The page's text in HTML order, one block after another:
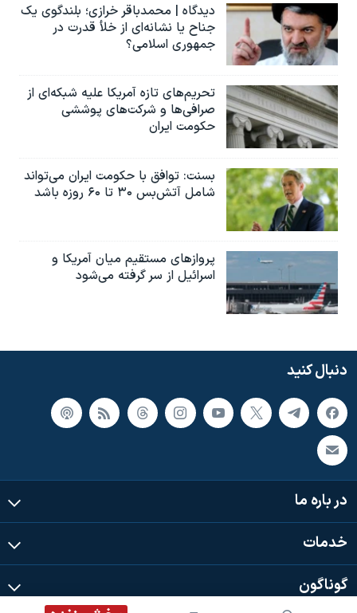
دیدگاه | محمدباقر خرازی؛ بلندگوی یک
جناح یا نشانه‌ای از خلأ قدرت در
جمهوری اسلامی؟
تحریم‌های تازه آمریکا علیه شبکه‌ای از
صرافی‌ها و شرکت‌های پوششی
حکومت ایران
بسنت: توافق با حکومت ایران می‌تواند
شامل آتش‌بس ۳۰ تا ۶۰ روزه باشد
پروازهای مستقیم میان آمریکا و
اسرائیل از سر گرفته می‌شود
دنبال کنید
در باره ما
خدمات
گوناگون